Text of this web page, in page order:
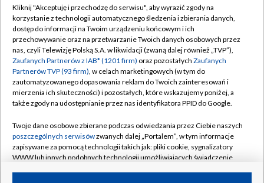
TVP
Abonament TVP
Emisja w TVP
Centrum informacji TVP
Naziemna Telewizja Cyfrowa
Rada Programowa
System NOS
Informacje o nadawcy
Regulamin TVP
Polityka prywatności
Moje zgody
Pomoc
Kontakt
Kanały
Kliknij "Akceptuję i przechodzę do serwisu", aby wyrazić zgody na
korzystanie z technologii automatycznego śledzenia i zbierania danych,
dostęp do informacji na Twoim urządzeniu końcowym i ich
przechowywanie oraz na przetwarzanie Twoich danych osobowych przez
nas, czyli Telewizję Polską S.A. w likwidacji (zwaną dalej również „TVP”),
Zaufanych Partnerów z IAB* (1201 firm) oraz pozostałych Zaufanych
Partnerów TVP (93 firm), w celach marketingowych (w tym do
zautomatyzowanego dopasowania reklam do Twoich zainteresowań i
mierzenia ich skuteczności) i pozostałych, które wskazujemy poniżej, a
także zgody na udostępnianie przez nas identyfikatora PPID do Google.
Twoje dane osobowe zbierane podczas odwiedzania przez Ciebie naszych
poszczególnych serwisówzwanych dalej „Portalem”, w tym informacje
zapisywane za pomocą technologii takich jak: pliki cookie, sygnalizatory
WWW lub innych podobnych technologii umożliwiających świadczenie